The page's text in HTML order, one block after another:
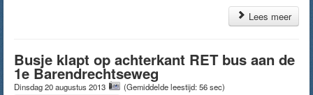
Lees meer
Busje klapt op achterkant RET bus aan de
1e Barendrechtseweg
Dinsdag 20 augustus 2013 (Gemiddelde leestijd: 56 sec)